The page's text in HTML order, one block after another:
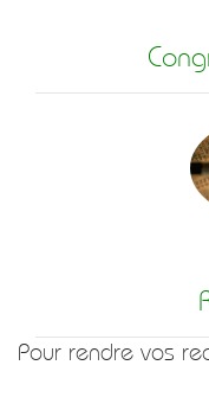
Pour rendre vos